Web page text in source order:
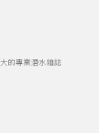
的專業潛水雜誌